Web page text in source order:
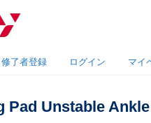
修了者登録 ログイン マイ
Pad Unstable